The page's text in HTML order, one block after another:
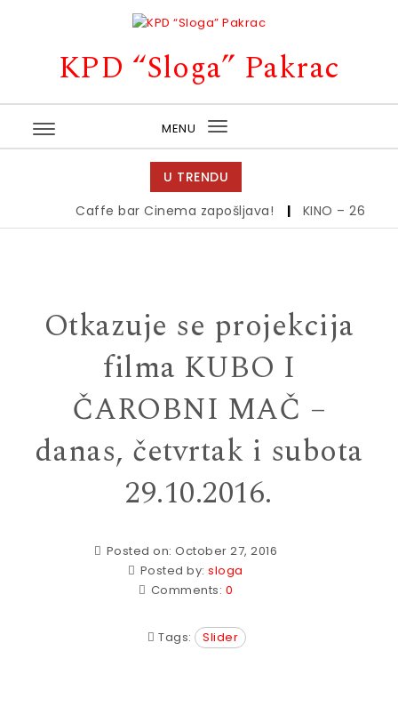
KPD “Sloga” Pakrac
MENU
Toggle
navigation
U TRENDU
Caffe bar Cinema zapošljava!
KINO – 26.6.
Otkazuje se projekcija
filma KUBO I
ČAROBNI MAČ –
danas, četvrtak i subota
29.10.2016.
Posted on: October 27, 2016
Posted by:sloga
Comments: 0
Tags: Slider